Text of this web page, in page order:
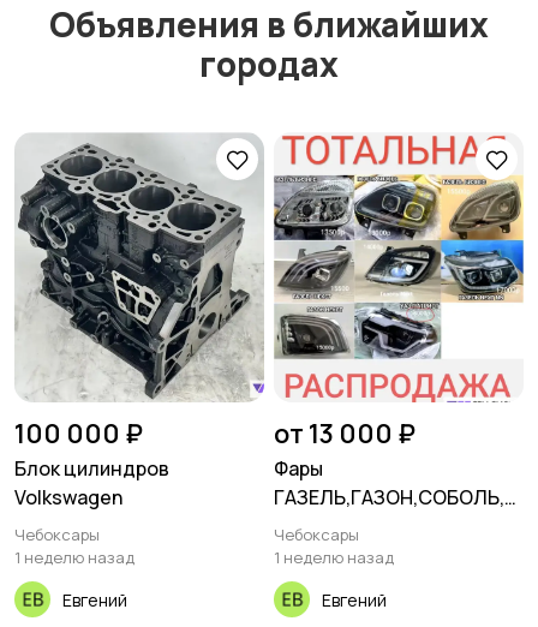
Объявления в ближайших
городах
100 000 ₽
Блок цилиндров
Volkswagen
Чебоксары
1 неделю назад
Евгений
от 13 000 ₽
Фары
ГАЗЕЛЬ,ГАЗОН,СОБОЛЬ,У
АЗ
Чебоксары
1 неделю назад
Евгений